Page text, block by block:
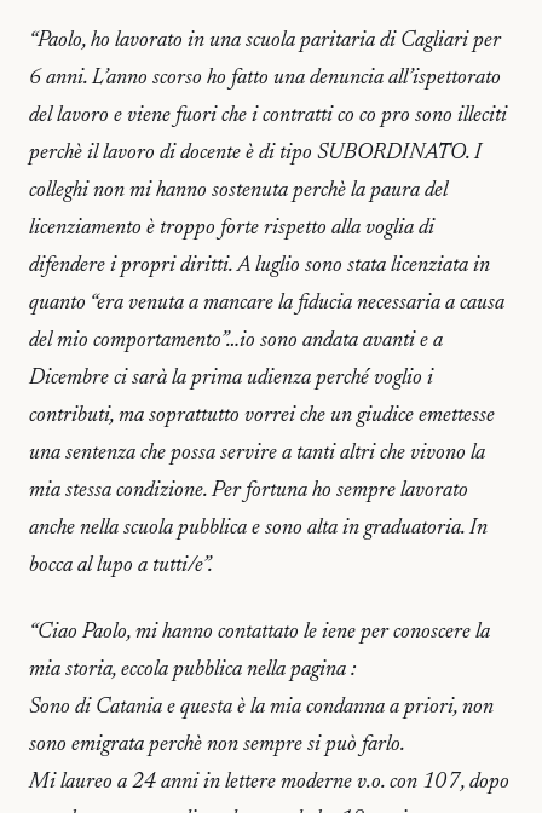
“Paolo, ho lavorato in una scuola paritaria di Cagliari per
6 anni. L’anno scorso ho fatto una denuncia all’ispettorato
del lavoro e viene fuori che i contratti co co pro sono illeciti
perchè il lavoro di docente è di tipo SUBORDINATO. I
colleghi non mi hanno sostenuta perchè la paura del
licenziamento è troppo forte rispetto alla voglia di
difendere i propri diritti. A luglio sono stata licenziata in
quanto “era venuta a mancare la fiducia necessaria a causa
del mio comportamento”…io sono andata avanti e a
Dicembre ci sarà la prima udienza perché voglio i
contributi, ma soprattutto vorrei che un giudice emettesse
una sentenza che possa servire a tanti altri che vivono la
mia stessa condizione. Per fortuna ho sempre lavorato
anche nella scuola pubblica e sono alta in graduatoria. In
bocca al lupo a tutti/e”.
“Ciao Paolo, mi hanno contattato le iene per conoscere la
mia storia, eccola pubblica nella pagina :
Sono di Catania e questa è la mia condanna a priori, non
sono emigrata perchè non sempre si può farlo.
Mi laureo a 24 anni in lettere moderne v.o. con 107, dopo